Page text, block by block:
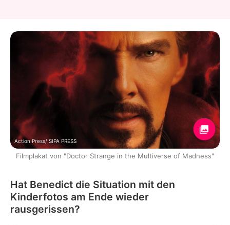
Action Press/ SIPA PRESS
Filmplakat von "Doctor Strange in the Multiverse of Madness"
Hat Benedict die Situation mit den
Kinderfotos am Ende wieder
rausgerissen?